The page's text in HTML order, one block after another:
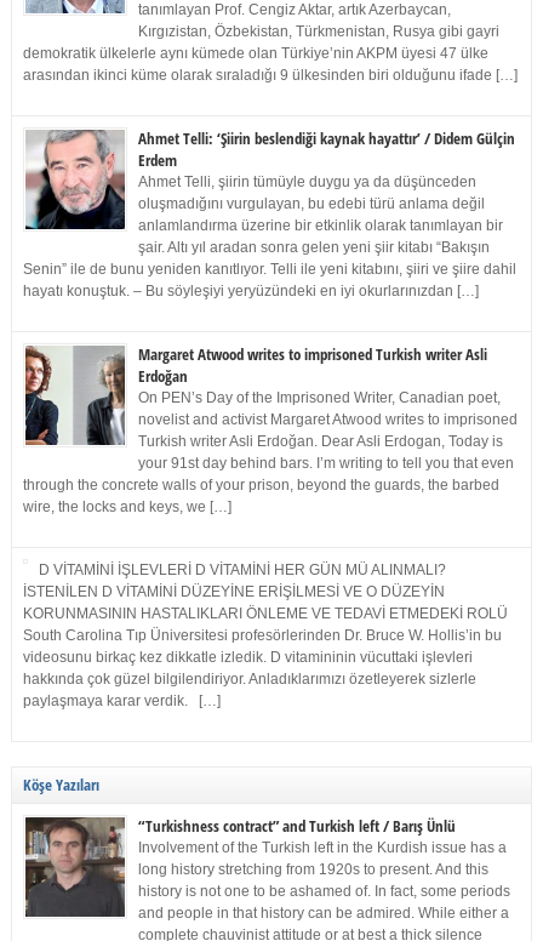
tanımlayan Prof. Cengiz Aktar, artık Azerbaycan,
Kırgızistan, Özbekistan, Türkmenistan, Rusya gibi gayri
demokratik ülkelerle aynı kümede olan Türkiye’nin AKPM üyesi 47 ülke
arasından ikinci küme olarak sıraladığı 9 ülkesinden biri olduğunu ifade […]
Ahmet Telli: ‘Şiirin beslendiği kaynak hayattır’ / Didem Gülçin
Erdem
Ahmet Telli, şiirin tümüyle duygu ya da düşünceden
oluşmadığını vurgulayan, bu edebi türü anlama değil
anlamlandırma üzerine bir etkinlik olarak tanımlayan bir
şair. Altı yıl aradan sonra gelen yeni şiir kitabı “Bakışın
Senin” ile de bunu yeniden kanıtlıyor. Telli ile yeni kitabını, şiiri ve şiire dahil
hayatı konuştuk. – Bu söyleşiyi yeryüzündeki en iyi okurlarınızdan […]
Margaret Atwood writes to imprisoned Turkish writer Asli
Erdoğan
On PEN’s Day of the Imprisoned Writer, Canadian poet,
novelist and activist Margaret Atwood writes to imprisoned
Turkish writer Asli Erdoğan. Dear Asli Erdogan, Today is
your 91st day behind bars. I’m writing to tell you that even
through the concrete walls of your prison, beyond the guards, the barbed
wire, the locks and keys, we […]
D VİTAMİNİ İŞLEVLERİ D VİTAMİNİ HER GÜN MÜ ALINMALI?
İSTENİLEN D VİTAMİNİ DÜZEYİNE ERİŞİLMESİ VE O DÜZEYİN
KORUNMASININ HASTALIKLARI ÖNLEME VE TEDAVİ ETMEDEKİ ROLÜ
South Carolina Tıp Üniversitesi profesörlerinden Dr. Bruce W. Hollis’in bu
videosunu birkaç kez dikkatle izledik. D vitamininin vücuttaki işlevleri
hakkında çok güzel bilgilendiriyor. Anladıklarımızı özetleyerek sizlerle
paylaşmaya karar verdik. […]
Köşe Yazıları
“Turkishness contract” and Turkish left / Barış Ünlü
Involvement of the Turkish left in the Kurdish issue has a
long history stretching from 1920s to present. And this
history is not one to be ashamed of. In fact, some periods
and people in that history can be admired. While either a
complete chauvinist attitude or at best a thick silence